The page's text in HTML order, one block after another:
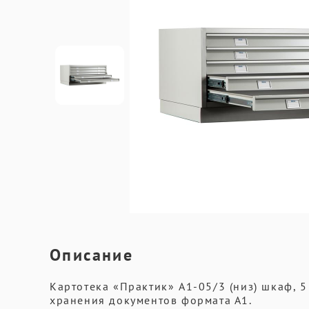
Описание
Картотека «Практик» A1-05/3 (низ) шкаф,
хранения документов формата А1.